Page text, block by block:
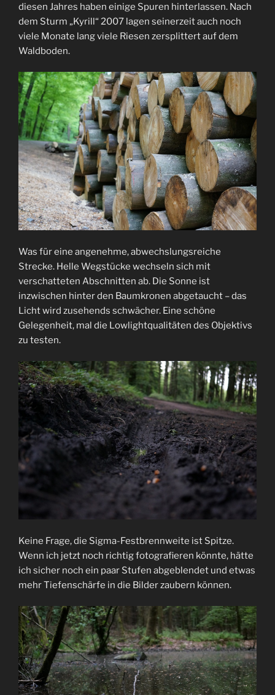
diesen Jahres haben einige Spuren hinterlassen. Nach
dem Sturm „Kyrill“ 2007 lagen seinerzeit auch noch
viele Monate lang viele Riesen zersplittert auf dem
Waldboden.
Was für eine angenehme, abwechslungsreiche
Strecke. Helle Wegstücke wechseln sich mit
verschatteten Abschnitten ab. Die Sonne ist
inzwischen hinter den Baumkronen abgetaucht – das
Licht wird zusehends schwächer. Eine schöne
Gelegenheit, mal die Lowlightqualitäten des Objektivs
zu testen.
Keine Frage, die Sigma-Festbrennweite ist Spitze.
Wenn ich jetzt noch richtig fotografieren könnte, hätte
ich sicher noch ein paar Stufen abgeblendet und etwas
mehr Tiefenschärfe in die Bilder zaubern können.